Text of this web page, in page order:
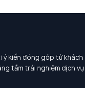
kiến đóng góp từ khách
tầm trải nghiệm dịch vụ